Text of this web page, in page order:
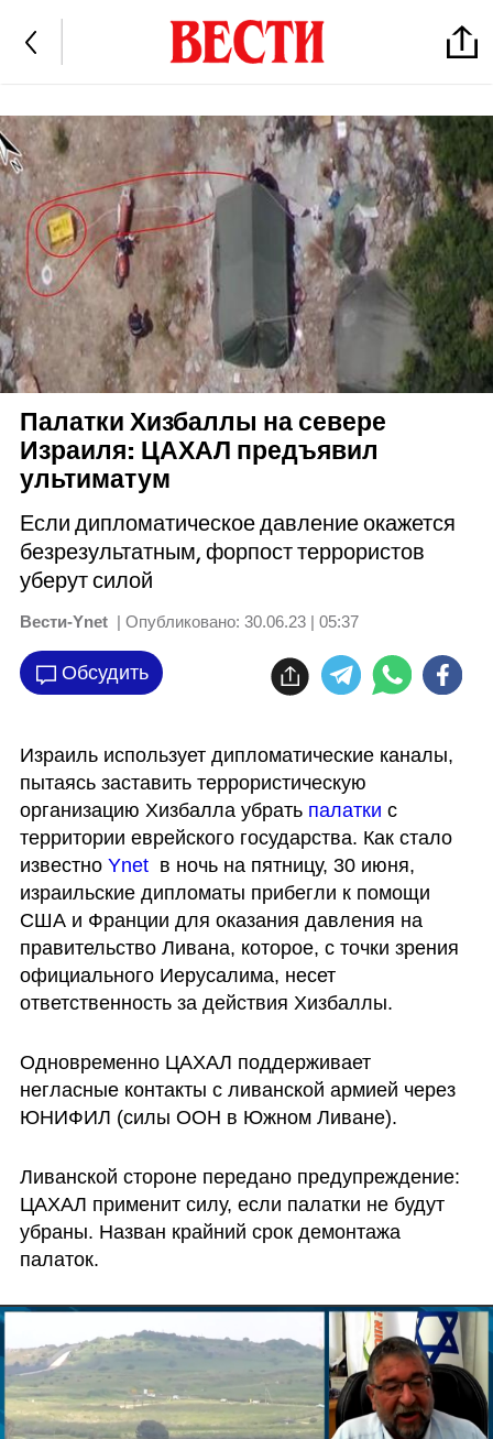
Палатки Хизбаллы на севере
Израиля: ЦАХАЛ предъявил
ультиматум
Если дипломатическое давление окажется
безрезультатным, форпост террористов
уберут силой
Вести-Ynet | Опубликовано: 30.06.23 | 05:37
Обсудить
Израиль использует дипломатические каналы,
пытаясь заставить террористическую
организацию Хизбалла убрать палатки с
территории еврейского государства. Как стало
известно Ynet
  в ночь на пятницу, 30 июня,
израильские дипломаты прибегли к помощи
США и Франции для оказания давления на
правительство Ливана, которое, с точки зрения
официального Иерусалима, несет
ответственность за действия Хизбаллы.
Одновременно ЦАХАЛ поддерживает
негласные контакты с ливанской армией через
ЮНИФИЛ (силы ООН в Южном Ливане).
Ливанской стороне передано предупреждение:
ЦАХАЛ применит силу, если палатки не будут
убраны. Назван крайний срок демонтажа
палаток.